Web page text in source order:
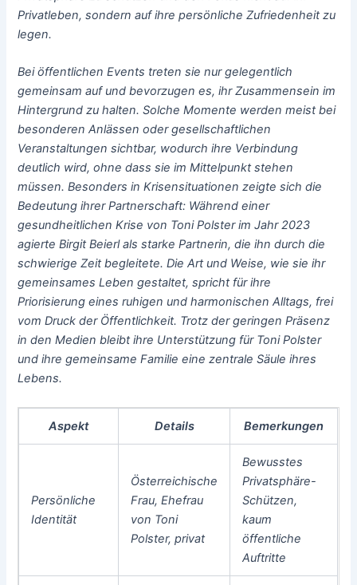
Privatleben, sondern auf ihre persönliche Zufriedenheit zu
legen.
Bei öffentlichen Events treten sie nur gelegentlich
gemeinsam auf und bevorzugen es, ihr Zusammensein im
Hintergrund zu halten. Solche Momente werden meist bei
besonderen Anlässen oder gesellschaftlichen
Veranstaltungen sichtbar, wodurch ihre Verbindung
deutlich wird, ohne dass sie im Mittelpunkt stehen
müssen. Besonders in Krisensituationen zeigte sich die
Bedeutung ihrer Partnerschaft: Während einer
gesundheitlichen Krise von Toni Polster im Jahr 2023
agierte Birgit Beierl als starke Partnerin, die ihn durch die
schwierige Zeit begleitete. Die Art und Weise, wie sie ihr
gemeinsames Leben gestaltet, spricht für ihre
Priorisierung eines ruhigen und harmonischen Alltags, frei
vom Druck der Öffentlichkeit. Trotz der geringen Präsenz
in den Medien bleibt ihre Unterstützung für Toni Polster
und ihre gemeinsame Familie eine zentrale Säule ihres
Lebens.
Aspekt Details Bemerkungen
Persönliche
Identität
Österreichische
Frau, Ehefrau
von Toni
Polster, privat
Bewusstes
Privatsphäre-
Schützen,
kaum
öffentliche
Auftritte